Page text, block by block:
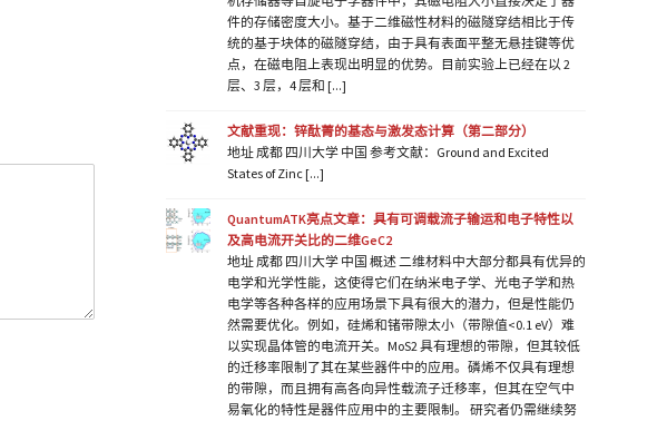
件的存储密度大小。基于二维磁性材料的磁隧穿结相比于传
统的基于块体的磁隧穿结，由于具有表面平整无悬挂键等优
点，在磁电阻上表现出明显的优势。目前实验上已经在以 2
层、3 层，4 层和 [...]
文献重现：锌酞菁的基态与激发态计算（第二部分）
地址 成都 四川大学 中国 参考文献：Ground and Excited
States of Zinc [...]
QuantumATK亮点文章：具有可调载流子输运和电子特性以
及高电流开关比的二维GeC2
地址 成都 四川大学 中国 概述 二维材料中大部分都具有优异的
电学和光学性能，这使得它们在纳米电子学、光电子学和热
电学等各种各样的应用场景下具有很大的潜力，但是性能仍
然需要优化。例如，硅烯和锗带隙太小（带隙值<0.1 eV）难
以实现晶体管的电流开关。MoS2 具有理想的带隙，但其较低
的迁移率限制了其在某些器件中的应用。磷烯不仅具有理想
的带隙，而且拥有高各向异性载流子迁移率，但其在空气中
易氧化的特性是器件应用中的主要限制。 研究者仍需继续努